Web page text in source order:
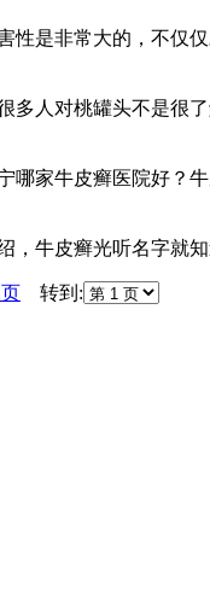
性是非常大的，不仅
多人对桃罐头不是很
哪家牛皮癣医院好？
，牛皮癣光听名字就
转到: